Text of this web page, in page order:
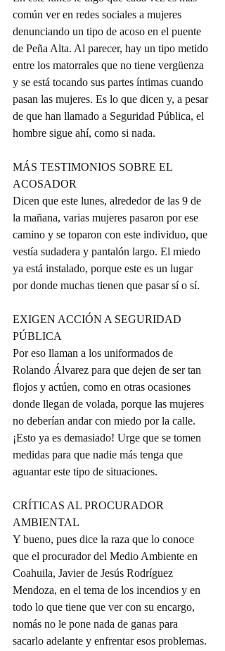
común ver en redes sociales a mujeres
denunciando un tipo de acoso en el puente
de Peña Alta. Al parecer, hay un tipo metido
entre los matorrales que no tiene vergüenza
y se está tocando sus partes íntimas cuando
pasan las mujeres. Es lo que dicen y, a pesar
de que han llamado a Seguridad Pública, el
hombre sigue ahí, como si nada.
MÁS TESTIMONIOS SOBRE EL
ACOSADOR
Dicen que este lunes, alrededor de las 9 de
la mañana, varias mujeres pasaron por ese
camino y se toparon con este individuo, que
vestía sudadera y pantalón largo. El miedo
ya está instalado, porque este es un lugar
por donde muchas tienen que pasar sí o sí.
EXIGEN ACCIÓN A SEGURIDAD
PÚBLICA
Por eso llaman a los uniformados de
Rolando Álvarez para que dejen de ser tan
flojos y actúen, como en otras ocasiones
donde llegan de volada, porque las mujeres
no deberían andar con miedo por la calle.
¡Esto ya es demasiado! Urge que se tomen
medidas para que nadie más tenga que
aguantar este tipo de situaciones.
CRÍTICAS AL PROCURADOR
AMBIENTAL
Y bueno, pues dice la raza que lo conoce
que el procurador del Medio Ambiente en
Coahuila, Javier de Jesús Rodríguez
Mendoza, en el tema de los incendios y en
todo lo que tiene que ver con su encargo,
nomás no le pone nada de ganas para
sacarlo adelante y enfrentar esos problemas.